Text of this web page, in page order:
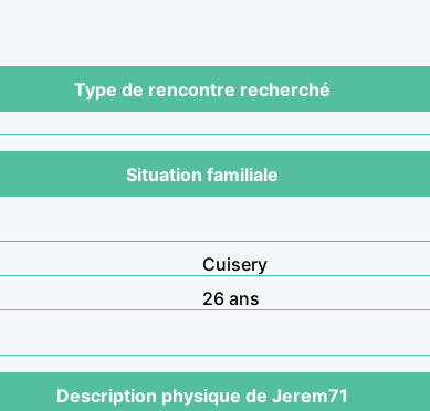
Type de rencontre recherché
Situation familiale
Cuisery
26 ans
Description physique de Jerem71